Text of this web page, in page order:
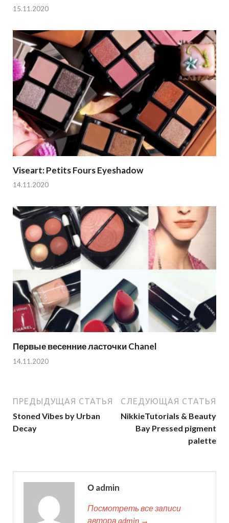
15.11.2020
Viseart: Petits Fours Eyeshadow
14.11.2020
Первые весенние ласточки Chanel
14.11.2020
ПРЕДЫДУЩАЯ СТАТЬЯ
Stoned Vibes by Urban
Decay
СЛЕДУЮЩАЯ СТАТЬЯ
NikkieTutorials & Beauty
Bay Pressed pigment
palette
О admin
Посмотреть все записи
автора admin →